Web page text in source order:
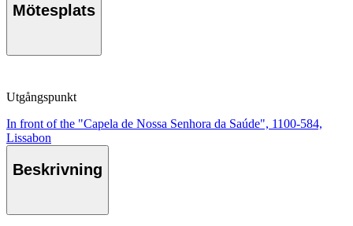
Mötesplats
Utgångspunkt
In front of the "Capela de Nossa Senhora da Saúde", 1100-584,
Lissabon
Beskrivning